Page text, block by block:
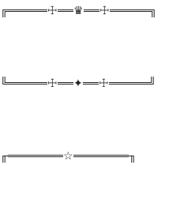
╔═════☩══♛══☩═════╗
╚═════☩══✦══☩═════╝
╓═══════☆═══════╖